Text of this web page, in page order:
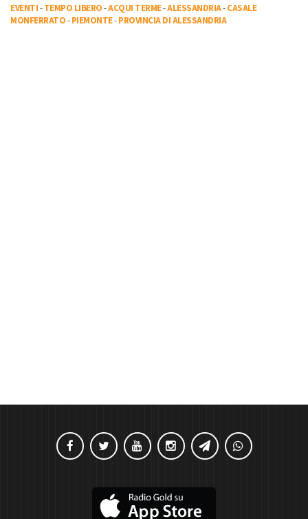
EVENTI-TEMPO LIBERO-ACQUI TERME-ALESSANDRIA-CASALE
MONFERRATO-PIEMONTE-PROVINCIA DI ALESSANDRIA